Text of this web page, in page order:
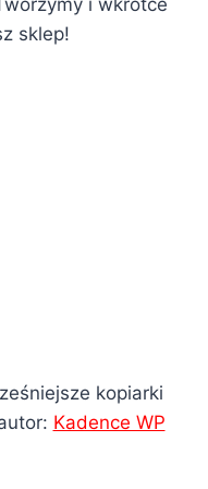
sklep!
kopiarki
Kadence WP